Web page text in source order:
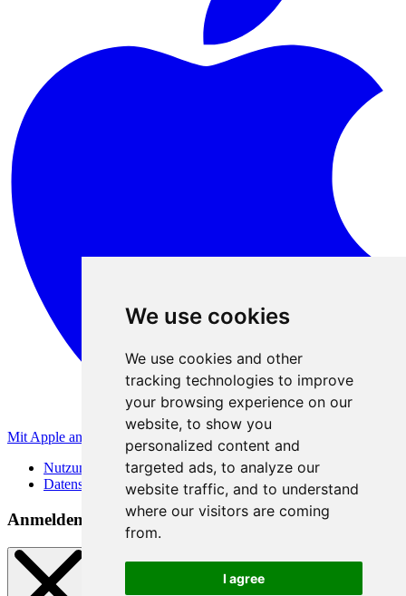
We use cookies
We use cookies and other
tracking technologies to improve
your browsing experience on our
website, to show you
personalized content and
targeted ads, to analyze our
website traffic, and to understand
where our visitors are coming
from.
I agree
Mit Apple anmelden
Nutzungsbedingungen
Datenschutzerklärung
Anmeldemethoden